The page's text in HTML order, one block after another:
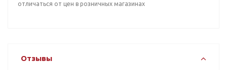
отличаться от цен в розничных магазинах
Отзывы